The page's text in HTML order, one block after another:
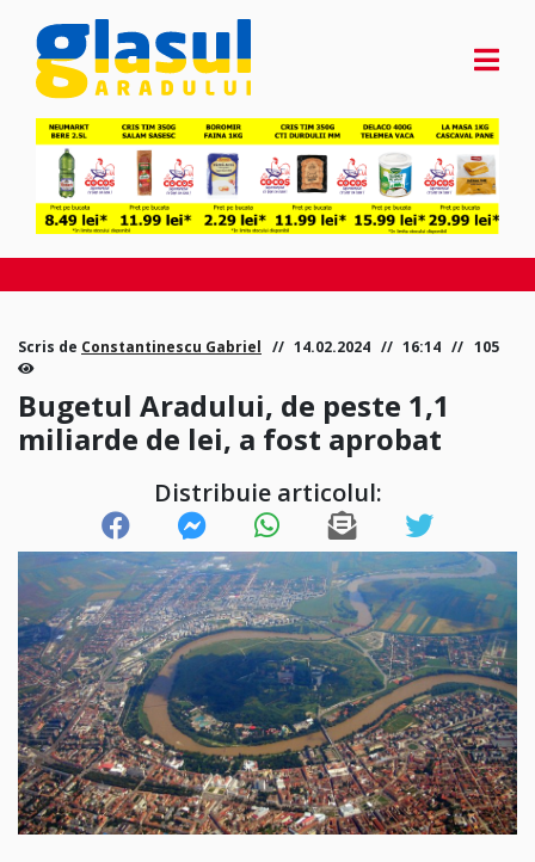
Scris de Constantinescu Gabriel 14.02.2024 16:14 105
Bugetul Aradului, de peste 1,1
miliarde de lei, a fost aprobat
Distribuie articolul: